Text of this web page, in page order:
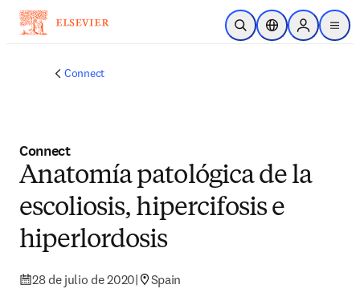
Saltar al contenido principal
Abrir búsqueda
Selector deSign in to
menu
Connect
Connect
Anatomía patológica de la
escoliosis, hipercifosis e
hiperlordosis
28 de julio de 2020| Spain